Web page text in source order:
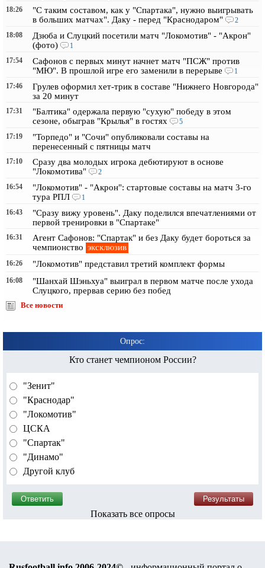
18:26
"С таким составом, как у "Спартака", нужно выигрывать
в больших матчах". Даку - перед "Краснодаром"
2
18:08
Дзюба и Слуцкий посетили матч "Локомотив" - "Акрон"
(фото)
1
17:54
Сафонов с первых минут начнет матч "ПСЖ" против
"МЮ". В прошлой игре его заменили в перерыве
1
17:46
Грулев оформил хет-трик в составе "Нижнего Новгорода"
за 20 минут
17:31
"Балтика" одержала первую "сухую" победу в этом
сезоне, обыграв "Крылья" в гостях
5
17:19
"Торпедо" и "Сочи" опубликовали составы на
перенесенный с пятницы матч
17:10
Сразу два молодых игрока дебютируют в основе
"Локомотива"
2
16:54
"Локомотив" - "Акрон": стартовые составы на матч 3-го
тура РПЛ
1
16:43
"Сразу вижу уровень". Даку поделился впечатлениями от
первой тренировки в "Спартаке"
16:31
Агент Сафонов: "Спартак" и без Даку будет бороться за
чемпионство эксклюзив
16:26 "Локомотив" представил третий комплект формы
16:08
"Шанхай Шэньхуа" выиграл в первом матче после ухода
Слуцкого, прервав серию без побед
Все новости
Опрос:
Кто станет чемпионом России?
"Зенит"
"Краснодар"
"Локомотив"
ЦСКА
"Спартак"
"Динамо"
Другой клуб
Показать все опросы